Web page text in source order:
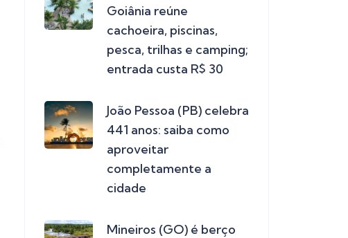
Goiânia reúne
cachoeira, piscinas,
pesca, trilhas e camping;
entrada custa R$ 30
João Pessoa (PB) celebra
441 anos: saiba como
aproveitar
completamente a
cidade
Mineiros (GO) é berço